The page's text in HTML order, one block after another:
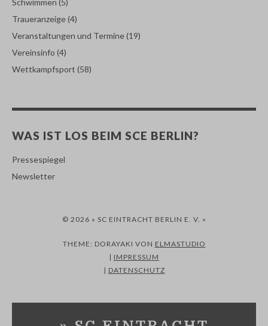
Traueranzeige(4)
Veranstaltungen und Termine(19)
Vereinsinfo (4)
Wettkampfsport (58)
WAS IST LOS BEIM SCE BERLIN?
Pressespiegel
Newsletter
© 2026 » SC EINTRACHT BERLIN E. V. «
THEME: DORAYAKI VON ELMASTUDIO
| IMPRESSUM
| DATENSCHUTZ